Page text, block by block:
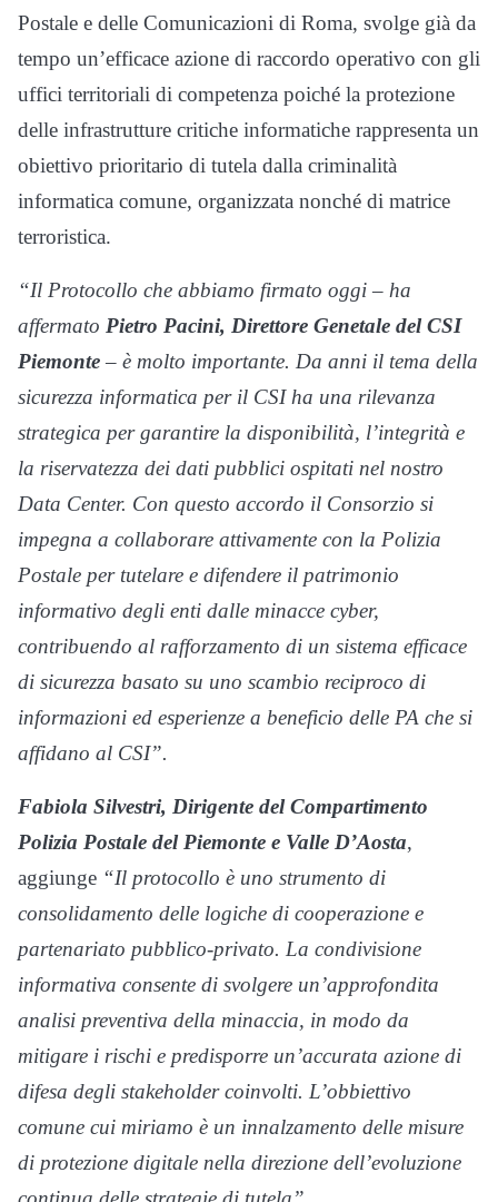
Postale e delle Comunicazioni di Roma, svolge già da
tempo un’efficace azione di raccordo operativo con gli
uffici territoriali di competenza poiché la protezione
delle infrastrutture critiche informatiche rappresenta un
obiettivo prioritario di tutela dalla criminalità
informatica comune, organizzata nonché di matrice
terroristica.
“Il Protocollo che abbiamo firmato oggi – ha
affermato Pietro Pacini, Direttore Genetale del CSI
Piemonte– è molto importante. Da anni il tema della
sicurezza informatica per il CSI ha una rilevanza
strategica per garantire la disponibilità, l’integrità e
la riservatezza dei dati pubblici ospitati nel nostro
Data Center. Con questo accordo il Consorzio si
impegna a collaborare attivamente con la Polizia
Postale per tutelare e difendere il patrimonio
informativo degli enti dalle minacce cyber,
contribuendo al rafforzamento di un sistema efficace
di sicurezza basato su uno scambio reciproco di
informazioni ed esperienze a beneficio delle PA che si
affidano al CSI”.
Fabiola Silvestri, Dirigente del Compartimento
Polizia Postale del Piemonte e Valle D’Aosta,
aggiunge “Il protocollo è uno strumento di
consolidamento delle logiche di cooperazione e
partenariato pubblico-privato. La condivisione
informativa consente di svolgere un’approfondita
analisi preventiva della minaccia, in modo da
mitigare i rischi e predisporre un’accurata azione di
difesa degli stakeholder coinvolti. L’obbiettivo
comune cui miriamo è un innalzamento delle misure
di protezione digitale nella direzione dell’evoluzione